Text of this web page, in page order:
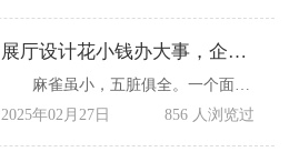
展厅设计花小钱办大事，企业展厅还可以这样做
2025年02月27日
856 人浏览过